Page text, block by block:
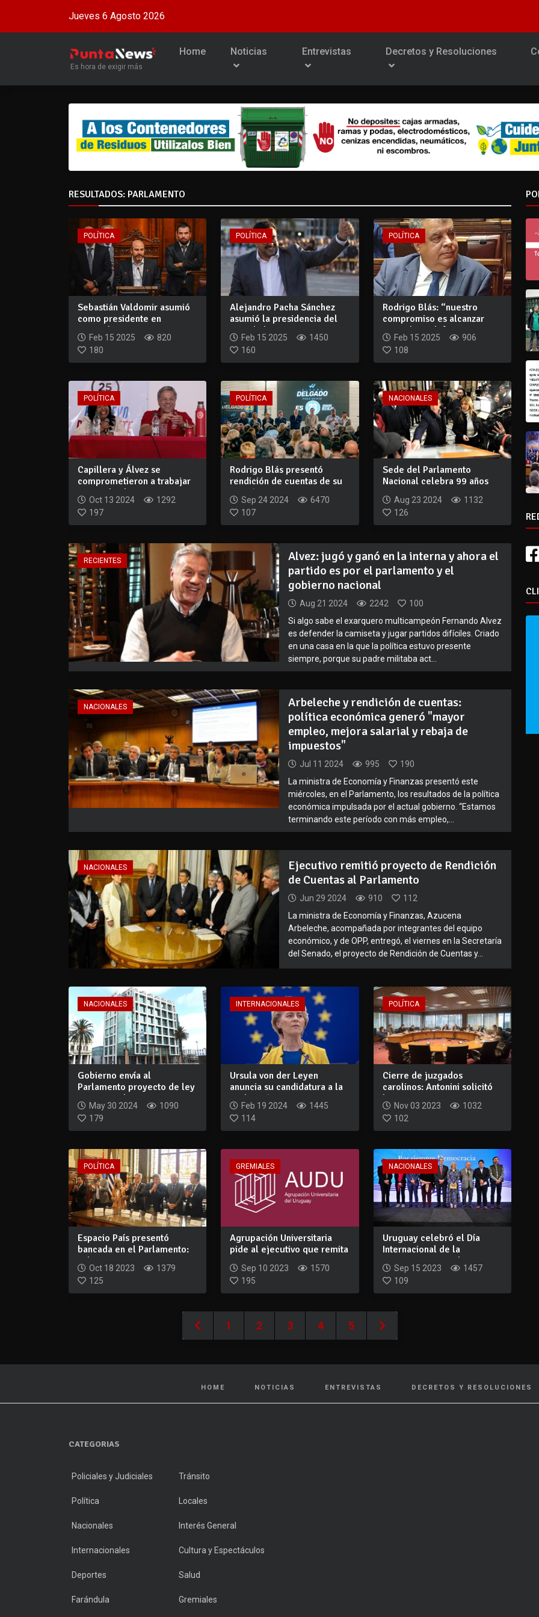
Jueves 6 Agosto 2026
Es hora de exigir más
Home Noticias Entrevistas Decretos y Resoluciones
RESULTADOS: PARLAMENTO
POLÍTICA
Sebastián Valdomir asumió
como presidente en
Diputados invit...
Feb 15 2025
820
180
POLÍTICA
Alejandro Pacha Sánchez
asumió la presidencia del
Senado has...
Feb 15 2025
1450
160
POLÍTICA
Rodrigo Blás: “nuestro
compromiso es alcanzar
acuerdos y def...
Feb 15 2025
906
108
POLÍTICA
Capillera y Álvez se
comprometieron a trabajar
juntos desde...
Oct 13 2024
1292
197
POLÍTICA
Rodrigo Blás presentó
rendición de cuentas de su
gestión par...
Sep 24 2024
6470
107
NACIONALES
Sede del Parlamento
Nacional celebra 99 años
Aug 23 2024
1132
126
RECIENTES
Alvez: jugó y ganó en la interna y ahora el
partido es por el parlamento y el
gobierno nacional
Aug 21 2024 2242
100
Si algo sabe el exarquero multicampeón Fernando Alvez
es defender la camiseta y jugar partidos difíciles. Criado
en una casa en la que la política estuvo presente
siempre, porque su padre militaba act...
NACIONALES
Arbeleche y rendición de cuentas:
política económica generó "mayor
empleo, mejora salarial y rebaja de
impuestos"
Jul 11 2024 995
190
La ministra de Economía y Finanzas presentó este
miércoles, en el Parlamento, los resultados de la política
económica impulsada por el actual gobierno. “Estamos
terminando este período con más empleo,...
NACIONALES
Ejecutivo remitió proyecto de Rendición
de Cuentas al Parlamento
Jun 29 2024 910
112
La ministra de Economía y Finanzas, Azucena
Arbeleche, acompañada por integrantes del equipo
económico, y de OPP, entregó, el viernes en la Secretaría
del Senado, el proyecto de Rendición de Cuentas y...
NACIONALES
Gobierno envía al
Parlamento proyecto de ley
para crear bare...
May 30 2024
1090
179
INTERNACIONALES
Ursula von der Leyen
anuncia su candidatura a la
reelección...
Feb 19 2024
1445
114
POLÍTICA
Cierre de juzgados
carolinos: Antonini solicitó
la comparece...
Nov 03 2023
1032
102
POLÍTICA
Espacio País presentó
bancada en el Parlamento:
wilsonistas...
Oct 18 2023
1379
125
GREMIALES
Agrupación Universitaria
pide al ejecutivo que remita
Sep 10 2023
1570
195
NACIONALES
Uruguay celebró el Día
Internacional de la
Democracia con el...
Sep 15 2023
1457
109
1 2 3 4 5
HOME NOTICIAS ENTREVISTAS DECRETOS Y RESOLUCIONES
CATEGORIAS
Policiales y Judiciales Tránsito
Política Locales
Nacionales Interés General
Internacionales Cultura y Espectáculos
Deportes Salud
Farándula Gremiales